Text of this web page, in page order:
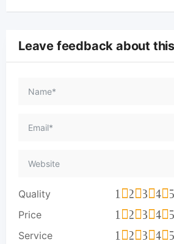
Leave feedback about this
Quality 5
4
3
2
1
Price 5
4
3
2
1
Service 5
4
3
2
1